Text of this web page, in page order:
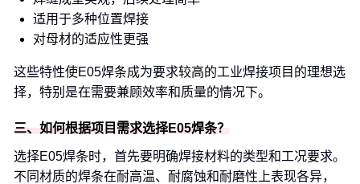
适用于多种位置焊接
对母材的适应性更强
这些特性使E05焊条成为要求较高的工业焊接项目的理想选
择，特别是在需要兼顾效率和质量的情况下。
三、如何根据项目需求选择E05焊条？
选择E05焊条时，首先要明确焊接材料的类型和工况要求。
不同材质的焊条在耐高温、耐腐蚀和耐磨性上表现各异，